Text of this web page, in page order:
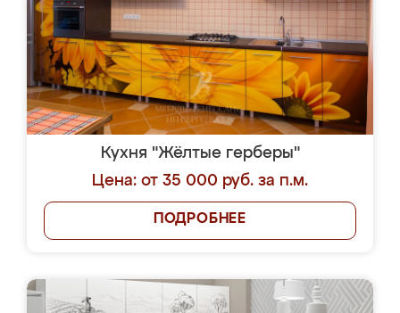
Кухня "Жёлтые герберы"
Цена: от 35 000 руб. за п.м.
ПОДРОБНЕЕ